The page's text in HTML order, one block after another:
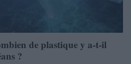
de plastique y a-t-il
?